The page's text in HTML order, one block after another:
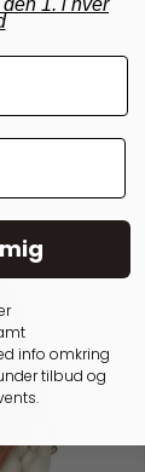
info omkring
tilbud og